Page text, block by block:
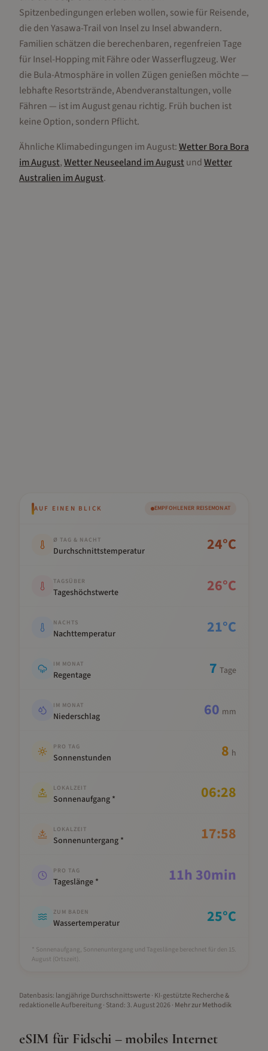
Spitzenbedingungen erleben wollen, sowie für Reisende,
die den Yasawa-Trail von Insel zu Insel abwandern.
Familien schätzen die berechenbaren, regenfreien Tage
für Insel-Hopping mit Fähre oder Wasserflugzeug. Wer
die Bula-Atmosphäre in vollen Zügen genießen möchte —
lebhafte Resortstrände, Abendveranstaltungen, volle
Fähren — ist im August genau richtig. Früh buchen ist
keine Option, sondern Pflicht.
Ähnliche Klimabedingungen imAugust:WetterBora Bora
imAugust,WetterNeuseeland imAugustundWetter
Australien imAugust.
AUF EINEN BLICK EMPFOHLENER REISEMONAT
Ø TAG & NACHT
Durchschnittstemperatur 24°C
TAGSÜBER
Tageshöchstwerte 26°C
NACHTS
Nachttemperatur 21°C
IM MONAT
Regentage 7 Tage
IM MONAT
Niederschlag 60 mm
PRO TAG
Sonnenstunden 8 h
LOKALZEIT
Sonnenaufgang * 06:28
LOKALZEIT
Sonnenuntergang * 17:58
PRO TAG
Tageslänge * 11h 30min
ZUM BADEN
Wassertemperatur 25°C
* Sonnenaufgang, Sonnenuntergang und Tageslänge berechnet für den 15.
August (Ortszeit).
Datenbasis: langjährige Durchschnittswerte · KI-gestützte Recherche &
redaktionelle Aufbereitung· Stand: 3. August 2026· Mehr zur Methodik
eSIM für Fidschi – mobiles Internet